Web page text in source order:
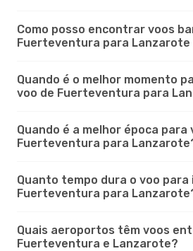
Como posso encontrar voos
Fuerteventura para Lanzarote
Quando é o melhor momento
voo de Fuerteventura para
Quando é a melhor época para
Fuerteventura para
Quanto tempo dura o voo para
Fuerteventura para
Quais aeroportos têm voos
Fuerteventura e Lanzarote?